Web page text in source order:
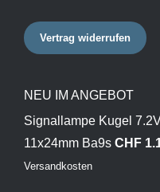
Vertrag widerrufen
NEU IM ANGEBOT
Signallampe Kugel
11x24mm Ba9s CHF
Versandkosten